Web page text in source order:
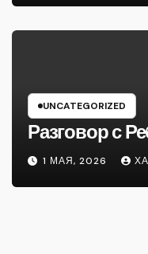
UNCATEGORIZED
Разговор с
1 МАЯ, 2026